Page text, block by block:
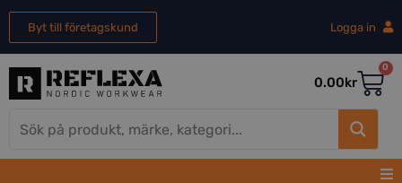
Byt till företagskund Logga in
0.00kr
0